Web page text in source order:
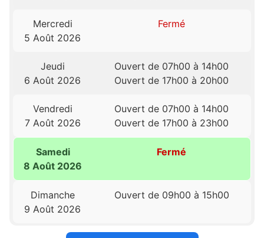
Mercredi
5 Août 2026
Fermé
Jeudi
6 Août 2026
Ouvert de 07h00 à 14h00
Ouvert de 17h00 à 20h00
Vendredi
7 Août 2026
Ouvert de 07h00 à 14h00
Ouvert de 17h00 à 23h00
Samedi
8 Août 2026
Fermé
Dimanche
9 Août 2026
Ouvert de 09h00 à 15h00